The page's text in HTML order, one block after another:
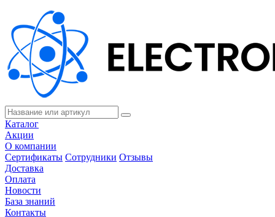
Каталог
Акции
О компании
Сертификаты Сотрудники Отзывы
Доставка
Оплата
Новости
База знаний
Контакты